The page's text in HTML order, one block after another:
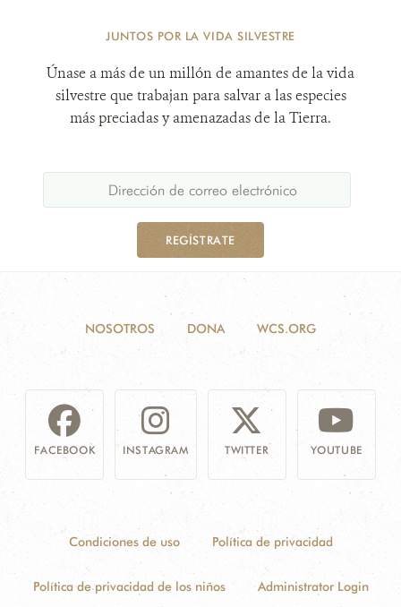
JUNTOS POR LA VIDA SILVESTRE
Únase a más de un millón de amantes de la vida
silvestre que trabajan para salvar a las especies
más preciadas y amenazadas de la Tierra.
REGÍSTRATE
NOSOTROS DONA WCS.ORG
FACEBOOK INSTAGRAM TWITTER YOUTUBE
Condiciones de uso Política de privacidad
Política de privacidad de los niños Administrator Login